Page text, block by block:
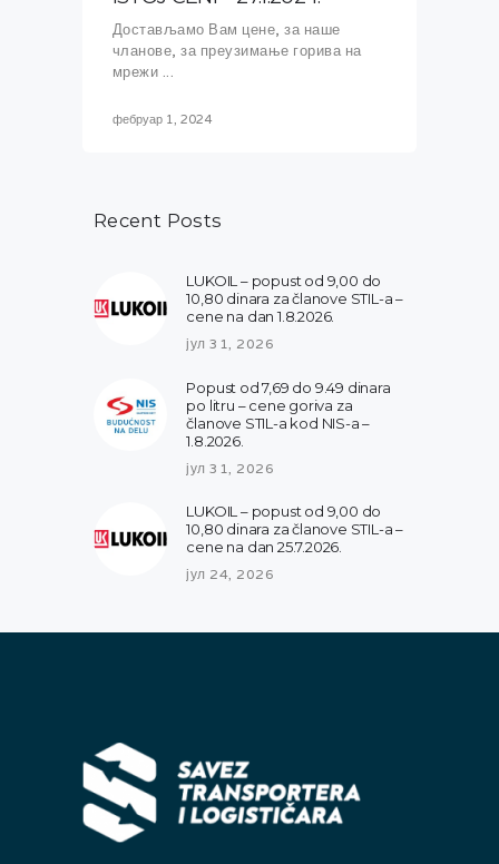
Достављамо Вам цене, за наше
чланове, за преузимање горива на
мрежи ...
фебруар 1, 2024
Recent Posts
LUKOIL – popust od 9,00 do
10,80 dinara za članove STIL-a –
cene na dan 1.8.2026.
јул 31, 2026
Popust od 7,69 do 9.49 dinara
po litru – cene goriva za
članove STIL-a kod NIS-a –
1.8.2026.
јул 31, 2026
LUKOIL – popust od 9,00 do
10,80 dinara za članove STIL-a –
cene na dan 25.7.2026.
јул 24, 2026